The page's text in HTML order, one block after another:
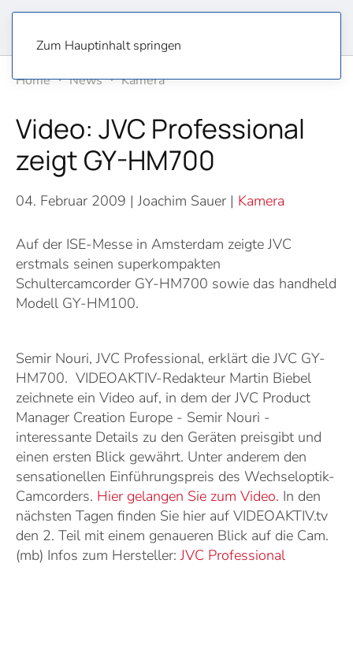
Zum Hauptinhalt springen
Home
News Kamera
Video: JVC Professional
zeigt GY-HM700
04. Februar 2009 | Joachim Sauer | Kamera
Auf der ISE-Messe in Amsterdam zeigte JVC
erstmals seinen superkompakten
Schultercamcorder GY-HM700 sowie das handheld
Modell GY-HM100.
Semir Nouri, JVC Professional, erklärt die JVC GY-
HM700. VIDEOAKTIV-Redakteur Martin Biebel
zeichnete ein Video auf, in dem der JVC Product
Manager Creation Europe - Semir Nouri -
interessante Details zu den Geräten preisgibt und
einen ersten Blick gewährt. Unter anderem den
sensationellen Einführungspreis des Wechseloptik-
Camcorders. Hier gelangen Sie zum Video. In den
nächsten Tagen finden Sie hier auf VIDEOAKTIV.tv
den 2. Teil mit einem genaueren Blick auf die Cam.
(mb) Infos zum Hersteller:JVC Professional